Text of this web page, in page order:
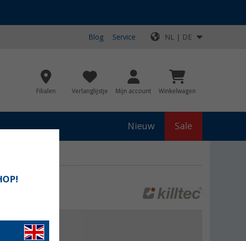
Blog Service NL | DE
Filialen Verlanglijstje Mijn account Winkelwagen
Nieuw Sale
€ 59,95
€ 39,95